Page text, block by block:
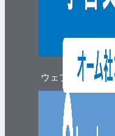
ウェブマガジン